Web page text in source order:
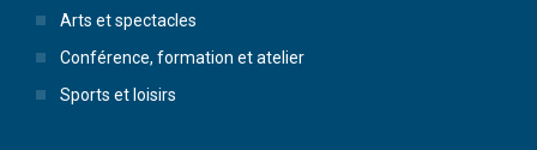
Arts et spectacles
Conférence, formation et atelier
Sports et loisirs